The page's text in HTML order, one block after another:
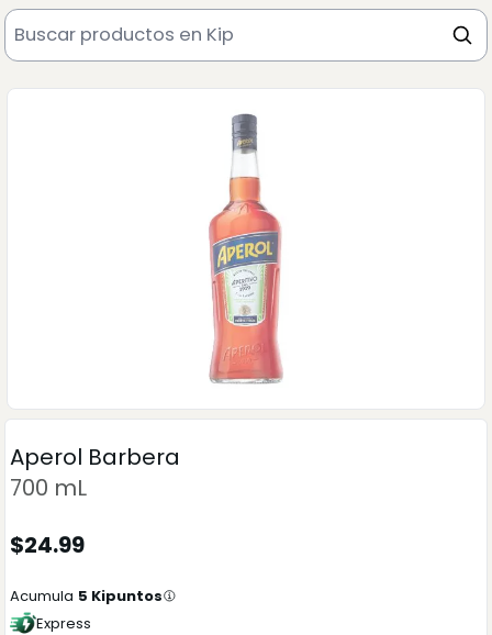
Aperol Barbera
700 mL
$24.99
Acumula 5 Kipuntos
Express